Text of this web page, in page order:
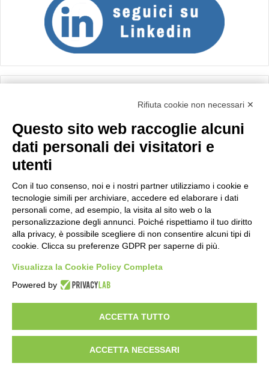
Importo netto (€):
Calcola
Scorporo IVA
Importo lordo (€):
Rifiuta cookie non necessari ✕
Questo sito web raccoglie alcuni
dati personali dei visitatori e
utenti
Con il tuo consenso, noi e i nostri partner utilizziamo i cookie e
tecnologie simili per archiviare, accedere ed elaborare i dati
personali come, ad esempio, la visita al sito web o la
personalizzazione degli annunci. Poiché rispettiamo il tuo diritto
alla privacy, è possibile scegliere di non consentire alcuni tipi di
cookie. Clicca su preferenze GDPR per saperne di più.
Visualizza la Cookie Policy Completa
Powered by
ACCETTA TUTTO
ACCETTA NECESSARI